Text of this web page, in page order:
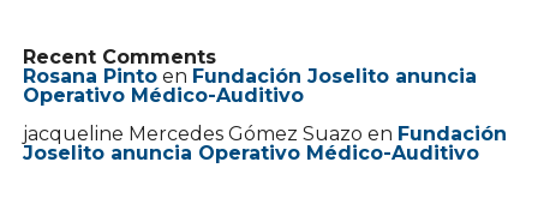
Recent Comments
Rosana Pintoen Fundación Joselito anuncia
Operativo Médico-Auditivo
jacqueline Mercedes Gómez Suazo en Fundación
Joselito anuncia Operativo Médico-Auditivo